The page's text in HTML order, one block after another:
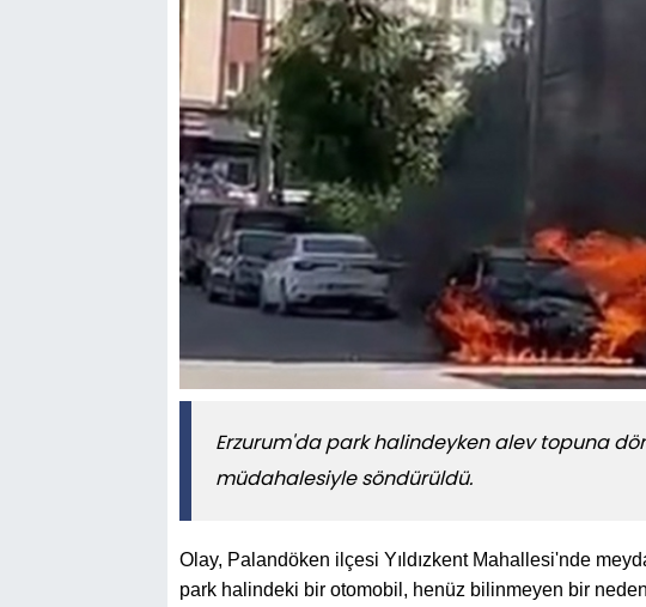
Erzurum'da park halindeyken alev topuna
müdahalesiyle söndürüldü.
Olay, Palandöken ilçesi Yıldızkent Mahallesi'nde
park halindeki bir otomobil, henüz bilinmeyen bir